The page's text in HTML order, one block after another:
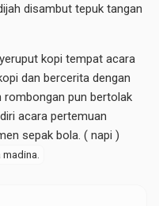
disambut tepuk tangan
kopi tempat acara
dan bercerita dengan
rombongan pun bertolak
acara pertemuan
sepak bola. ( napi )